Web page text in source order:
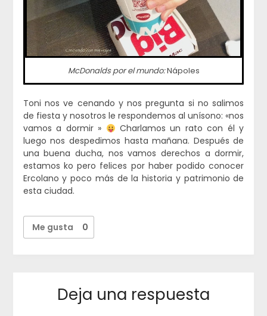
McDonalds por el mundo:Nápoles
Toni nos ve cenando y nos pregunta si no salimos
de fiesta y nosotros le respondemos al unísono: «nos
vamos a dormir »
Charlamos un rato con él y
luego nos despedimos hasta mañana. Después de
una buena ducha, nos vamos derechos a dormir,
estamos ko pero felices por haber podido conocer
Ercolano y poco más de la historia y patrimonio de
esta ciudad.
Me gusta 0
Deja una respuesta